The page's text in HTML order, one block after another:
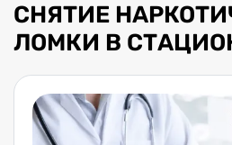
СНЯТИЕ
ЛОМКИ В